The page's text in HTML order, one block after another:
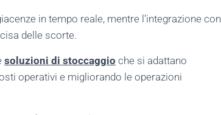
in tempo reale, mentre l’integrazione con
delle scorte.
soluzioni di stoccaggio che si adattano
operativi e migliorando le operazioni